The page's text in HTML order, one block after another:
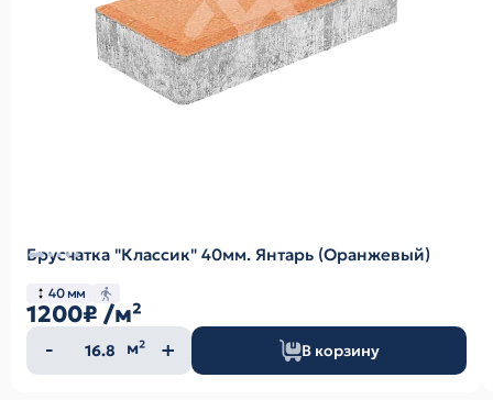
Брусчатка "Классик" 40мм. Янтарь (Оранжевый)
40 мм
1200₽ /м²
Количество
товара
м² В корзину